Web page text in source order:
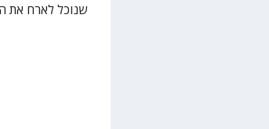
שנוכל לארח את